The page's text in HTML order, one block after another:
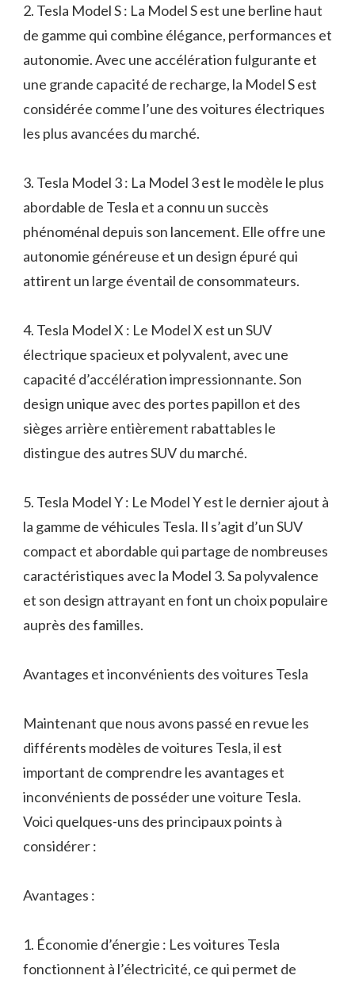
2. Tesla Model S : La Model S est une berline haut
de gamme qui combine élégance, performances et
autonomie. Avec une accélération fulgurante et
une grande capacité de recharge, la Model S est
considérée comme l’une des voitures électriques
les plus avancées du marché.
3. Tesla Model 3 : La Model 3 est le modèle le plus
abordable de Tesla et a connu un succès
phénoménal depuis son lancement. Elle offre une
autonomie généreuse et un design épuré qui
attirent un large éventail de consommateurs.
4. Tesla Model X : Le Model X est un SUV
électrique spacieux et polyvalent, avec une
capacité d’accélération impressionnante. Son
design unique avec des portes papillon et des
sièges arrière entièrement rabattables le
distingue des autres SUV du marché.
5. Tesla Model Y : Le Model Y est le dernier ajout à
la gamme de véhicules Tesla. Il s’agit d’un SUV
compact et abordable qui partage de nombreuses
caractéristiques avec la Model 3. Sa polyvalence
et son design attrayant en font un choix populaire
auprès des familles.
Avantages et inconvénients des voitures Tesla
Maintenant que nous avons passé en revue les
différents modèles de voitures Tesla, il est
important de comprendre les avantages et
inconvénients de posséder une voiture Tesla.
Voici quelques-uns des principaux points à
considérer :
Avantages :
1. Économie d’énergie : Les voitures Tesla
fonctionnent à l’électricité, ce qui permet de